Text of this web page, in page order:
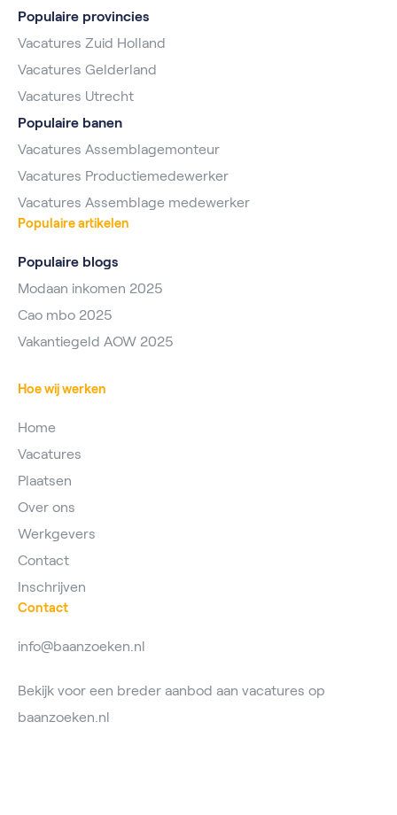
Populaire provincies
Vacatures Zuid Holland
Vacatures Gelderland
Vacatures Utrecht
Populaire banen
Vacatures Assemblagemonteur
Vacatures Productiemedewerker
Vacatures Assemblage medewerker
Populaire artikelen
Populaire blogs
Modaan inkomen 2025
Cao mbo 2025
Vakantiegeld AOW 2025
Hoe wij werken
Home
Vacatures
Plaatsen
Over ons
Werkgevers
Contact
Inschrijven
Contact
info@baanzoeken.nl
Bekijk voor een breder aanbod aan vacatures op
baanzoeken.nl